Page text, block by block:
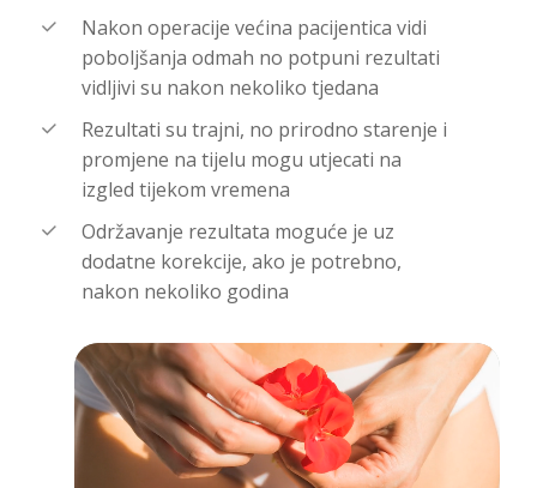
Nakon operacije većina pacijentica vidi
poboljšanja odmah no potpuni rezultati
vidljivi su nakon nekoliko tjedana
Rezultati su trajni, no prirodno starenje i
promjene na tijelu mogu utjecati na
izgled tijekom vremena
Održavanje rezultata moguće je uz
dodatne korekcije, ako je potrebno,
nakon nekoliko godina